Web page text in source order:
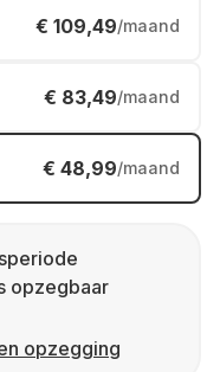
€ 109,49/maand
€ 83,49/maand
€ 48,99/maand
opzegbaar
opzegging